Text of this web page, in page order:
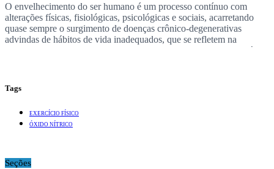
O envelhecimento do ser humano é um processo contínuo com
alterações físicas, fisiológicas, psicológicas e sociais, acarretando
quase sempre o surgimento de doenças crônico-degenerativas
advindas de hábitos de vida inadequados, que se refletem na
redução da capacidade para realização das atividades da vida diária.
Tags
EXERCÍCIO FÍSICO
ÓXIDO NÍTRICO
Seções